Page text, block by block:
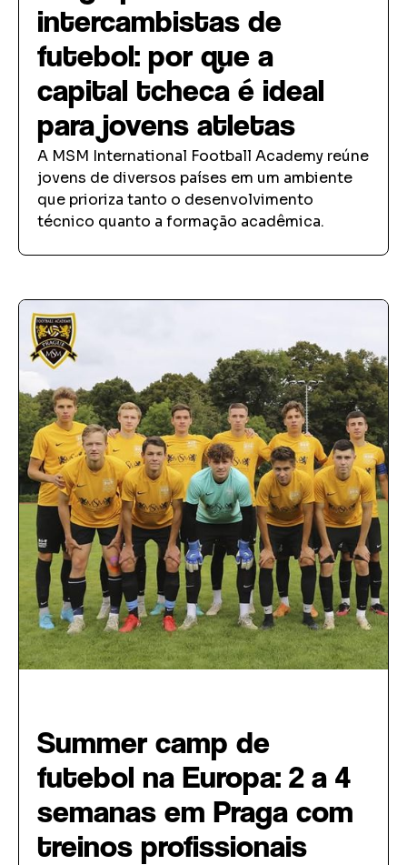
intercambistas de
futebol: por que a
capital tcheca é ideal
para jovens atletas
A MSM International Football Academy reúne
jovens de diversos países em um ambiente
que prioriza tanto o desenvolvimento
técnico quanto a formação acadêmica.
Summer camp de
futebol na Europa: 2 a 4
semanas em Praga com
treinos profissionais